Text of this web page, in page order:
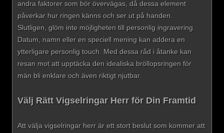
andra faktorer som bör övervägas, då dessa element
påverkar hur ringen känns och ser ut på handen.
Slutligen, glöm inte möjligheten till personlig ingravering.
Datum, namn eller en speciell mening kan addera en
ytterligare personlig touch. Med dessa råd i åtanke kan
resan mot att upptäcka den idealiska bröllopsringen för
män bli enklare och även riktigt njutbar.
Välj Rätt Vigselringar Herr för Din Framtid
Att välja vigselringar herr är ett stort beslut som kommer att